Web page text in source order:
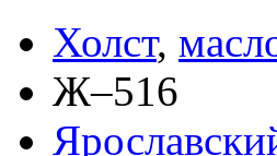
Холст,
Ж–516